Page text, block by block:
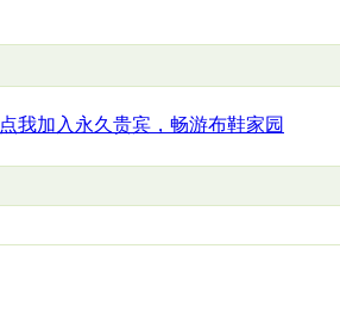
点我加入永久贵宾，畅游布鞋家园